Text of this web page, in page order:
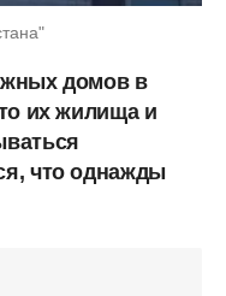
домов в
их жилища и
что однажды